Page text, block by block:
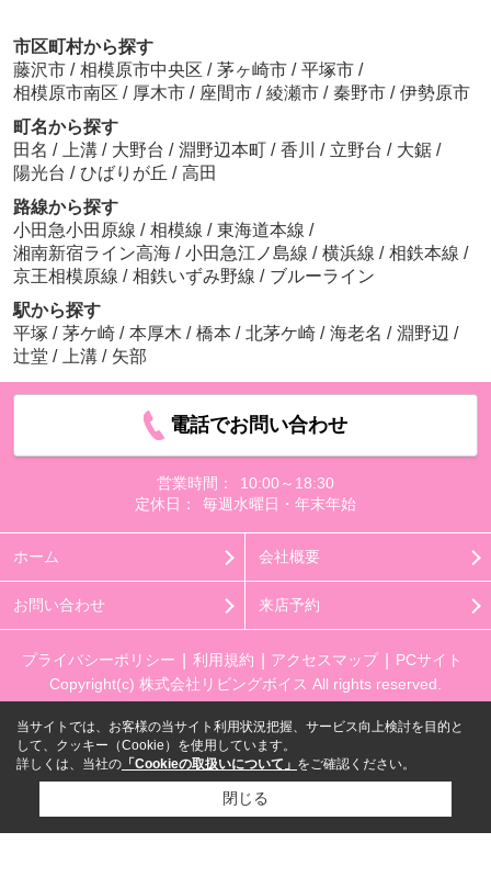
市区町村から探す
藤沢市 / 相模原市中央区 / 茅ヶ崎市 / 平塚市 /
相模原市南区 / 厚木市 / 座間市 / 綾瀬市 / 秦野市 / 伊勢原市
町名から探す
田名 / 上溝 / 大野台 / 淵野辺本町 / 香川 / 立野台 / 大鋸 /
陽光台 / ひばりが丘 / 高田
路線から探す
小田急小田原線 / 相模線 / 東海道本線 /
湘南新宿ライン高海 / 小田急江ノ島線 / 横浜線 / 相鉄本線 /
京王相模原線 / 相鉄いずみ野線 / ブルーライン
駅から探す
平塚 / 茅ケ崎 / 本厚木 / 橋本 / 北茅ケ崎 / 海老名 / 淵野辺 /
辻堂 / 上溝 / 矢部
電話でお問い合わせ
営業時間：
10:00～18:30
定休日：
毎週水曜日・年末年始
ホーム 会社概要
お問い合わせ 来店予約
プライバシーポリシー 利用規約 アクセスマップ
PCサイト
Copyright(c) 株式会社リビングボイス All rights reserved.
当サイトでは、お客様の当サイト利用状況把握、サービス向上検討を目的と
して、クッキー（Cookie）を使用しています。
詳しくは、当社の 「Cookieの取扱いについて」 をご確認ください。
閉じる